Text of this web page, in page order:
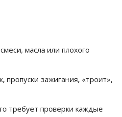
масла или плохого
пропуски зажигания, «троит»,
требует проверки каждые